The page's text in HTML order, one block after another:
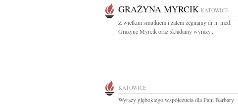
GRAŻYNA MYRCIK KATOWICE
Z wielkim smutkiem i żalem żegnamy dr n. med.
Grażynę Myrcik oraz składamy wyrazy...
KATOWICE
Wyrazy głębokiego współczucia dla Pani Barbary